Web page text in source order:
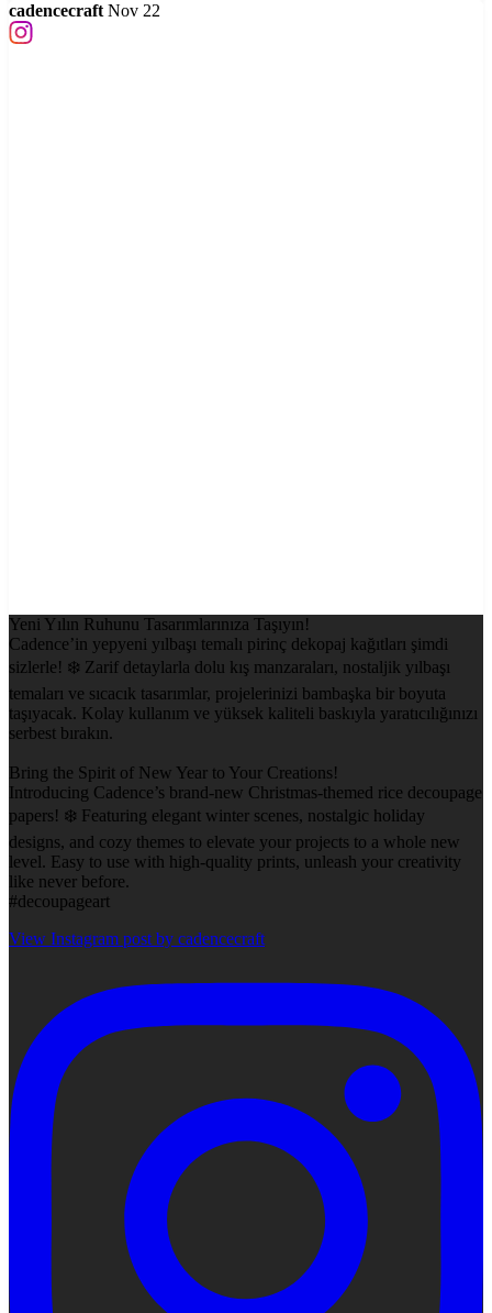
cadencecraft Nov 22
Yeni Yılın Ruhunu Tasarımlarınıza Taşıyın!
Cadence’in yepyeni yılbaşı temalı pirinç dekopaj kağıtları şimdi
sizlerle! ❄️ Zarif detaylarla dolu kış manzaraları, nostaljik yılbaşı
temaları ve sıcacık tasarımlar, projelerinizi bambaşka bir boyuta
taşıyacak. Kolay kullanım ve yüksek kaliteli baskıyla yaratıcılığınızı
serbest bırakın.
Bring the Spirit of New Year to Your Creations!
Introducing Cadence’s brand-new Christmas-themed rice decoupage
papers! ❄️ Featuring elegant winter scenes, nostalgic holiday
designs, and cozy themes to elevate your projects to a whole new
level. Easy to use with high-quality prints, unleash your creativity
like never before.
#decoupageart
View Instagram post by cadencecraft